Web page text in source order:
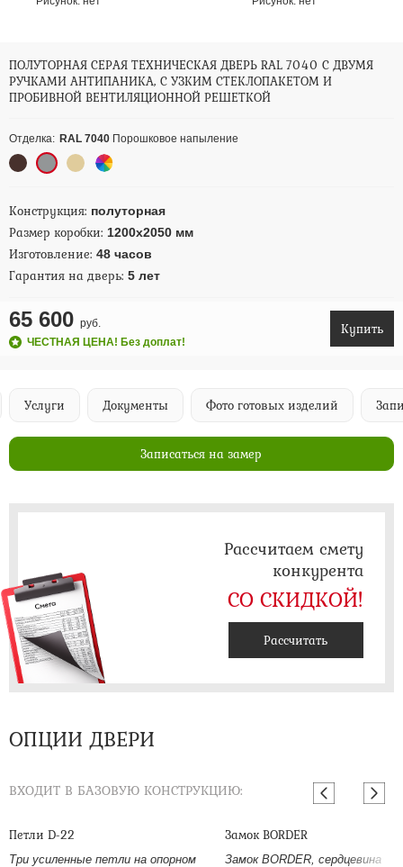
ПОЛУТОРНАЯ СЕРАЯ ТЕХНИЧЕСКАЯ ДВЕРЬ RAL 7040 С ДВУМЯ
РУЧКАМИ АНТИПАНИКА, С УЗКИМ СТЕКЛОПАКЕТОМ И
ПРОБИВНОЙ ВЕНТИЛЯЦИОННОЙ РЕШЕТКОЙ
Отделка: RAL 7040 Порошковое напыление
Конструкция: полуторная
Размер коробки: 1200х2050 мм
Изготовление: 48 часов
Гарантия на дверь: 5 лет
65 600 руб.
ЧЕСТНАЯ ЦЕНА! Без доплат!
Купить
Услуги Документы Фото готовых изделий
Записаться на замер
Рассчитаем смету
конкурента
СО СКИДКОЙ!
Рассчитать
ОПЦИИ ДВЕРИ
ВХОДИТ В БАЗОВУЮ КОНСТРУКЦИЮ:
Петли D-22
Три усиленные петли на опорном
Замок BORDER
Замок BORDER, сердцевина